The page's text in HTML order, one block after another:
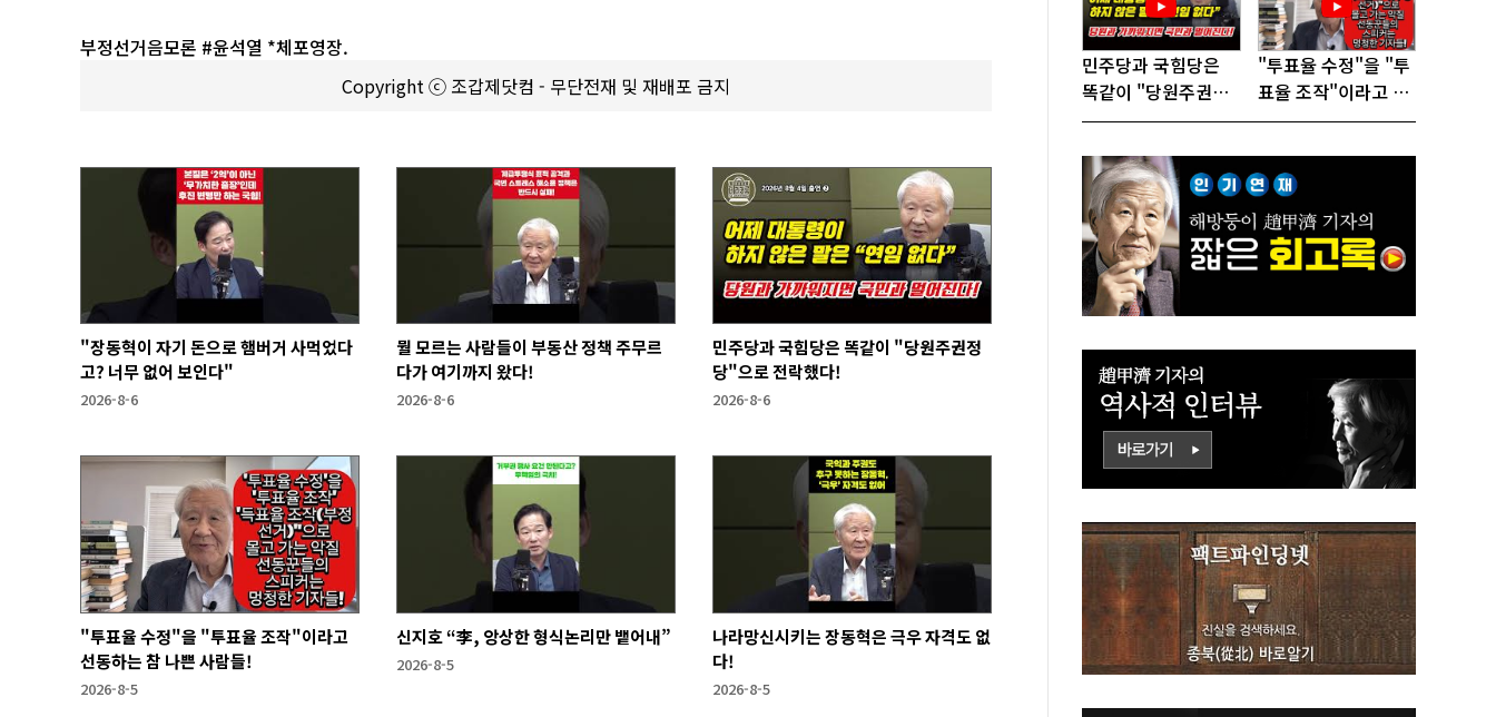
부정선거음모론 #윤석열 *체포영장.
Copyright ⓒ 조갑제닷컴 - 무단전재 및 재배포 금지
"장동혁이 자기 돈으로 햄버거 사먹었다
고? 너무 없어 보인다"
2026-8-6
뭘 모르는 사람들이 부동산 정책 주무르
다가 여기까지 왔다!
2026-8-6
민주당과 국힘당은 똑같이 "당원주권정
당"으로 전락했다!
2026-8-6
"투표율 수정"을 "투표율 조작"이라고
선동하는 참 나쁜 사람들!
2026-8-5
신지호 “李, 앙상한 형식논리만 뱉어내”
2026-8-5
나라망신시키는 장동혁은 극우 자격도 없
다!
2026-8-5
민주당과 국힘당은
똑같이 "당원주권정
당"으로 전락했다!
"투표율 수정"을 "투
표율 조작"이라고 선
동하는 참 나쁜 사람